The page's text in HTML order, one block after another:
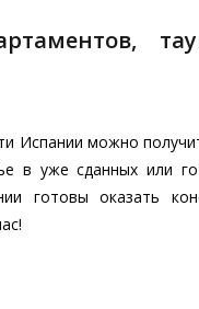
Испании можно
в уже сданных или
готовы оказать